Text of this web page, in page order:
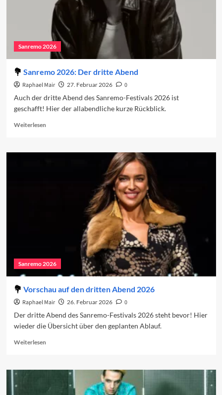
Sanremo 2026
Sanremo 2026: Der dritte Abend
Raphael Mair 27. Februar 2026
0
Auch der dritte Abend des Sanremo-Festivals 2026 ist
geschafft! Hier der allabendliche kurze Rückblick.
WeiterlesenRead
Sanremo
Sanremo 2026
Vorschau auf den dritten Abend 2026
Raphael Mair 26. Februar 2026
0
Der dritte Abend des Sanremo-Festivals 2026 steht bevor! Hier
wieder die Übersicht über den geplanten Ablauf.
WeiterlesenRead
Vorschau
den